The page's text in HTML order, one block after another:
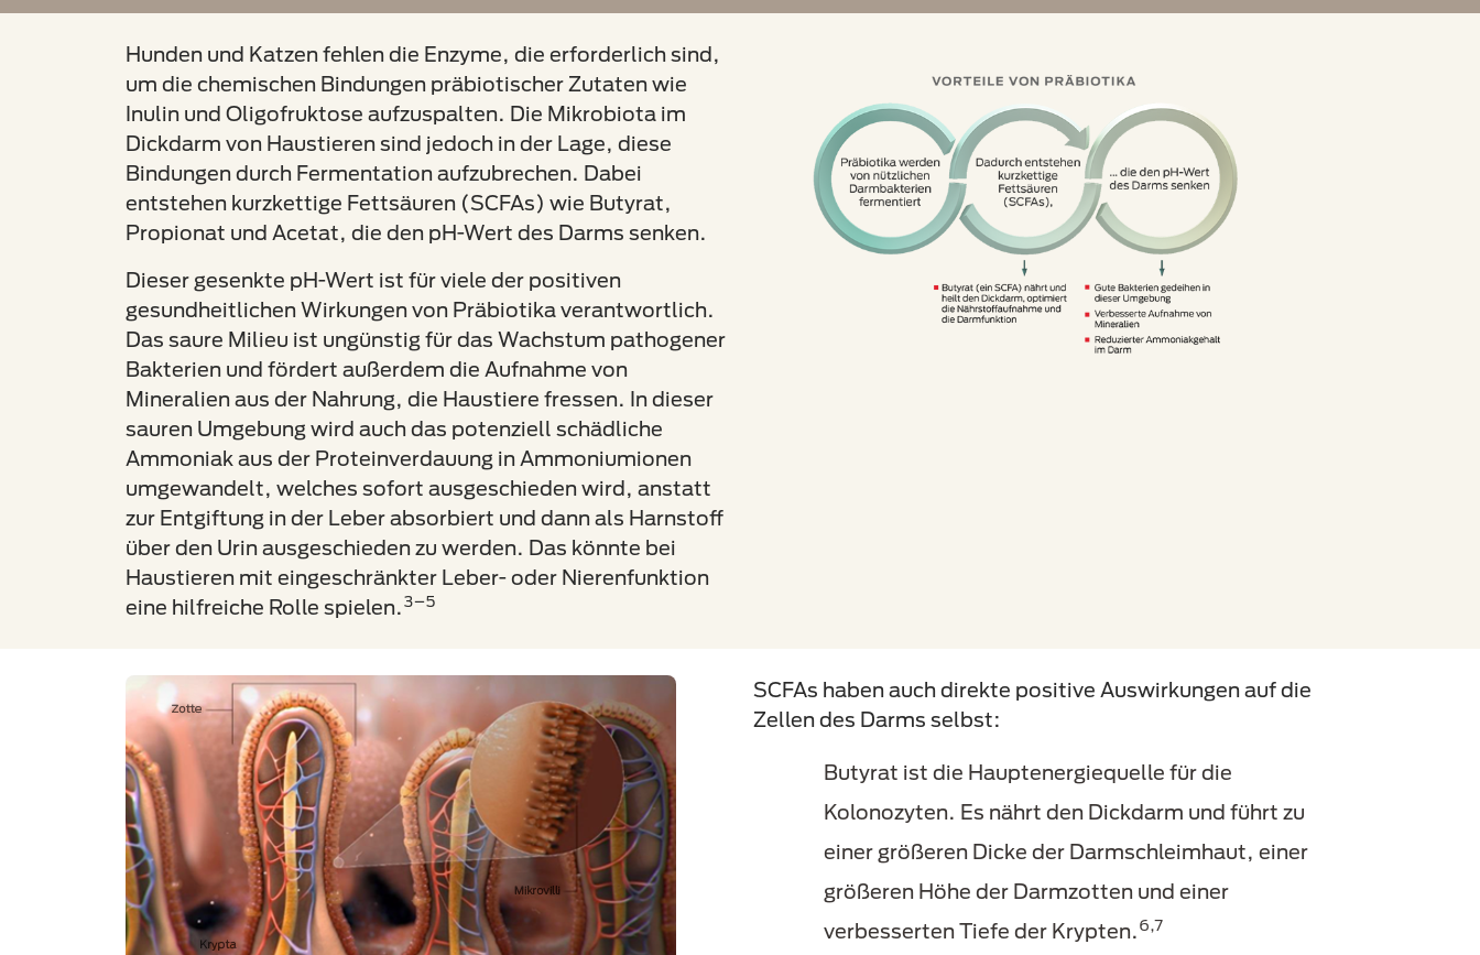
Hunden und Katzen fehlen die Enzyme, die erforderlich sind,
um die chemischen Bindungen präbiotischer Zutaten wie
Inulin und Oligofruktose aufzuspalten. Die Mikrobiota im
Dickdarm von Haustieren sind jedoch in der Lage, diese
Bindungen durch Fermentation aufzubrechen. Dabei
entstehen kurzkettige Fettsäuren (SCFAs) wie Butyrat,
Propionat und Acetat, die den pH-Wert des Darms senken.
Dieser gesenkte pH-Wert ist für viele der positiven
gesundheitlichen Wirkungen von Präbiotika verantwortlich.
Das saure Milieu ist ungünstig für das Wachstum pathogener
Bakterien und fördert außerdem die Aufnahme von
Mineralien aus der Nahrung, die Haustiere fressen. In dieser
sauren Umgebung wird auch das potenziell schädliche
Ammoniak aus der Proteinverdauung in Ammoniumionen
umgewandelt, welches sofort ausgeschieden wird, anstatt
zur Entgiftung in der Leber absorbiert und dann als Harnstoff
über den Urin ausgeschieden zu werden. Das könnte bei
Haustieren mit eingeschränkter Leber- oder Nierenfunktion
eine hilfreiche Rolle spielen.3–5
SCFAs haben auch direkte positive Auswirkungen auf die
Zellen des Darms selbst:
Butyrat ist die Hauptenergiequelle für die
Kolonozyten. Es nährt den Dickdarm und führt zu
einer größeren Dicke der Darmschleimhaut, einer
größeren Höhe der Darmzotten und einer
verbesserten Tiefe der Krypten.6,7